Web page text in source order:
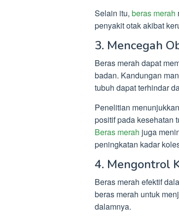
Selain itu, beras merah
penyakit otak akibat
3. Mencegah
Beras merah dapat
badan. Kandungan
tubuh dapat terhindar
Penelitian
positif pada kesehatan
Beras merah juga
peningkatan kadar
4. Mengontrol
Beras merah efektif
beras merah untuk
dalamnya.